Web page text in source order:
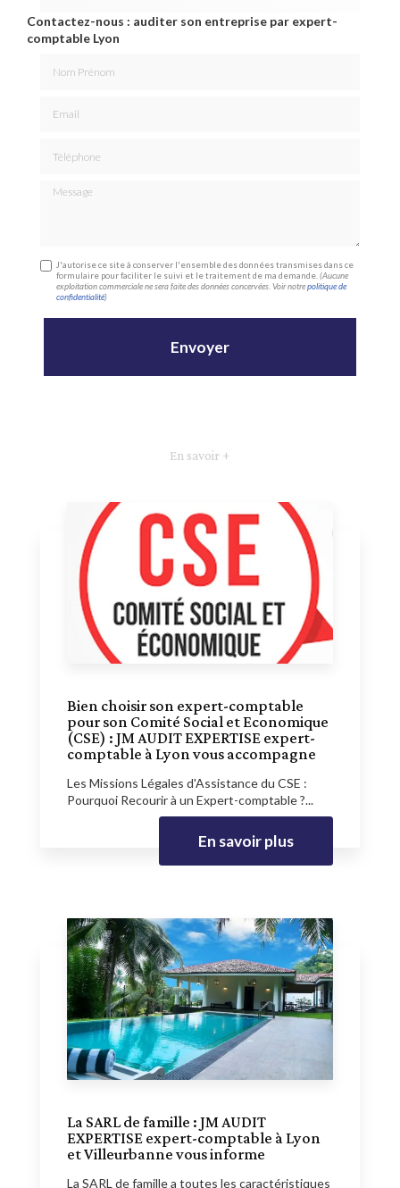
Contactez-nous : auditer son entreprise par expert-
comptable Lyon
Message
J'autorise ce site à conserver l'ensemble des données transmises dans ce
formulaire pour faciliter le suivi et le traitement de ma demande.(Aucune
exploitation commerciale ne sera faite des données concervées. Voir notrepolitique de
confidentialité)
En savoir +
Bien choisir son expert-comptable
pour son Comité Social et Economique
(CSE) : JM AUDIT EXPERTISE expert-
comptable à Lyon vous accompagne
Les Missions Légales d'Assistance du CSE :
Pourquoi Recourir à un Expert-comptable ?...
En savoir plus
La SARL de famille : JM AUDIT
EXPERTISE expert-comptable à Lyon
et Villeurbanne vous informe
La SARL de famille a toutes les caractéristiques